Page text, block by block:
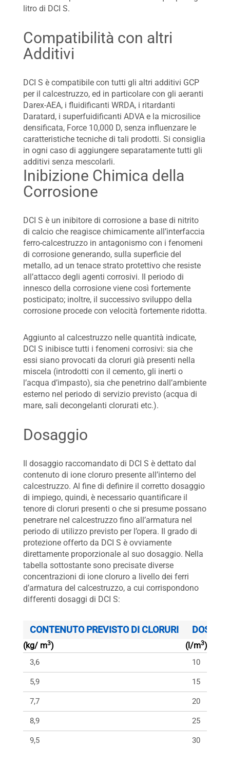
litro di DCI S.
Compatibilità con altri
Additivi
DCI S è compatibile con tutti gli altri additivi GCP
per il calcestruzzo, ed in particolare con gli aeranti
Darex-AEA, i fluidificanti WRDA, i ritardanti
Daratard, i superfuidificanti ADVA e la microsilice
densificata, Force 10,000 D, senza influenzare le
caratteristiche tecniche di tali prodotti. Si consiglia
in ogni caso di aggiungere separatamente tutti gli
additivi senza mescolarli.
Inibizione Chimica della
Corrosione
DCI S è un inibitore di corrosione a base di nitrito
di calcio che reagisce chimicamente all’interfaccia
ferro-calcestruzzo in antagonismo con i fenomeni
di corrosione generando, sulla superficie del
metallo, ad un tenace strato protettivo che resiste
all’attacco degli agenti corrosivi. Il periodo di
innesco della corrosione viene così fortemente
posticipato; inoltre, il successivo sviluppo della
corrosione procede con velocità fortemente ridotta.
Aggiunto al calcestruzzo nelle quantità indicate,
DCI S inibisce tutti i fenomeni corrosivi: sia che
essi siano provocati da cloruri già presenti nella
miscela (introdotti con il cemento, gli inerti o
l’acqua d’impasto), sia che penetrino dall’ambiente
esterno nel periodo di servizio previsto (acqua di
mare, sali decongelanti clorurati etc.).
Dosaggio
Il dosaggio raccomandato di DCI S è dettato dal
contenuto di ione cloruro presente all’interno del
calcestruzzo. Al fine di definire il corretto dosaggio
di impiego, quindi, è necessario quantificare il
tenore di cloruri presenti o che si presume possano
penetrare nel calcestruzzo fino all’armatura nel
periodo di utilizzo previsto per l’opera. Il grado di
protezione offerto da DCI S è ovviamente
direttamente proporzionale al suo dosaggio. Nella
tabella sottostante sono precisate diverse
concentrazioni di ione cloruro a livello dei ferri
d’armatura del calcestruzzo, a cui corrispondono
differenti dosaggi di DCI S:
CONTENUTO PREVISTO DI CLORURI
(kg/ m3) (l/m3)
3,6 10
5,9 15
7,7 20
8,9 25
9,5 30